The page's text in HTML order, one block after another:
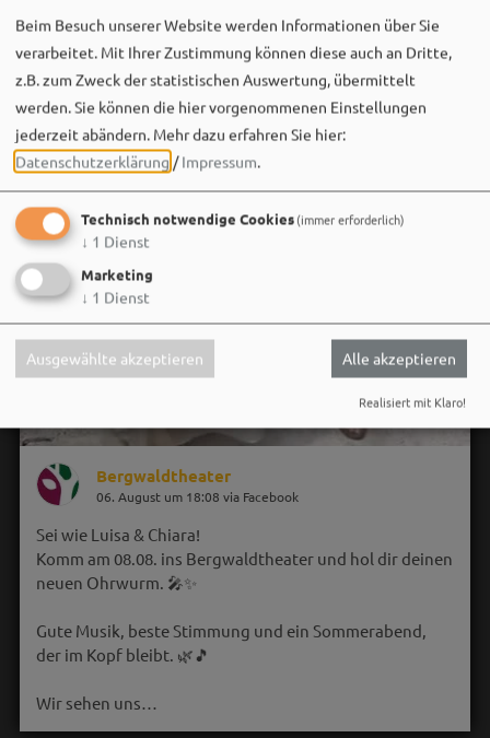
Bergwaldtheater
06. August um 18:08 via Facebook
Sei wie Luisa & Chiara!
Komm am 08.08. ins Bergwaldtheater und hol dir deinen
neuen Ohrwurm. 🎤✨
Gute Musik, beste Stimmung und ein Sommerabend,
der im Kopf bleibt. 🌿🎵
Wir sehen uns…
Beim Besuch unserer Website werden Informationen über Sie
verarbeitet. Mit Ihrer Zustimmung können diese auch an Dritte,
z.B. zum Zweck der statistischen Auswertung, übermittelt
werden. Sie können die hier vorgenommenen Einstellungen
jederzeit abändern. Mehr dazu erfahren Sie hier:
Datenschutzerklärung /Impressum.
Technisch notwendige Cookies(immer erforderlich)
↓ 1 Dienst
Marketing
↓ 1 Dienst
Ausgewählte akzeptieren Alle akzeptieren
Realisiert mit Klaro!